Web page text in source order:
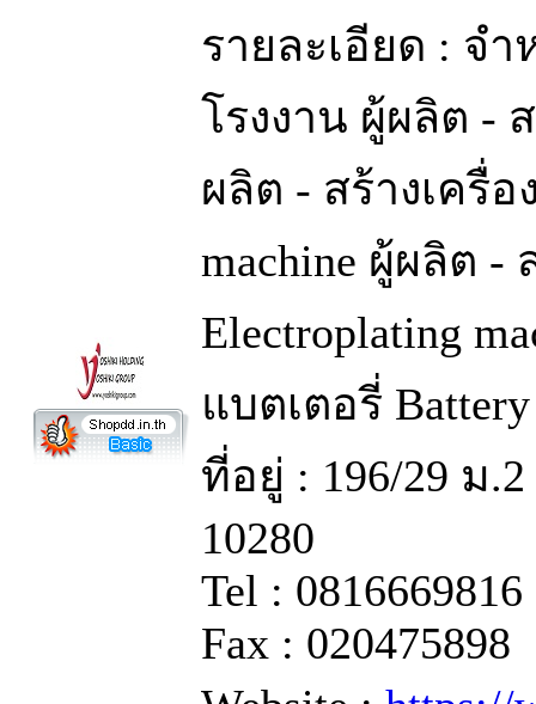
รายละเอียด : จ
โรงงาน ผู้ผลิต -
ผลิต - สร้างเครื่อ
machine ผู้ผลิต -
Electroplating
แบตเตอรี่ Battery
ที่อยู่ : 196/29 ม
10280
Tel : 0816669816
Fax : 020475898